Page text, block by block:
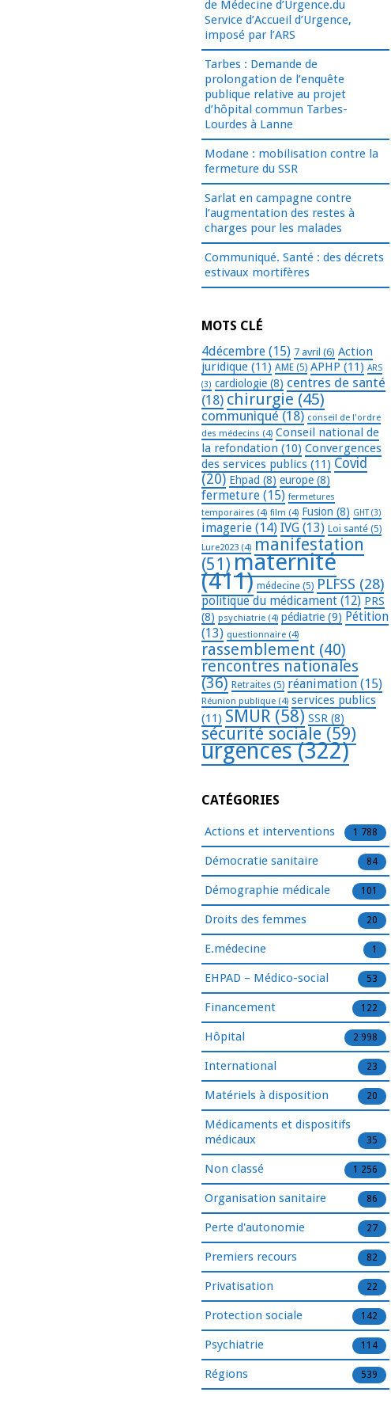
de Médecine d’Urgence.du
Service d’Accueil d’Urgence,
imposé par l’ARS
Tarbes : Demande de
prolongation de l’enquête
publique relative au projet
d’hôpital commun Tarbes-
Lourdes à Lanne
Modane : mobilisation contre la
fermeture du SSR
Sarlat en campagne contre
l’augmentation des restes à
charges pour les malades
Communiqué. Santé : des décrets
estivaux mortifères
MOTS CLÉ
4décembre (15) 7 avril (6) Action
juridique (11) AME (5) APHP (11) ARS
(3) cardiologie (8) centres de santé
(18) chirurgie (45)
communiqué (18) conseil de l'ordre
des médecins (4) Conseil national de
la refondation (10) Convergences
des services publics (11) Covid
(20) Ehpad (8) europe (8)
fermeture (15) fermetures
temporaires (4) film (4) Fusion (8) GHT(3)
imagerie (14) IVG (13) Loi santé (5)
Lure2023 (4) manifestation
(51) maternité
(411) médecine (5) PLFSS (28)
politique du médicament (12) PRS
(8) psychiatrie (4) pédiatrie (9) Pétition
(13) questionnaire (4)
rassemblement (40)
rencontres nationales
(36) Retraites (5) réanimation (15)
Réunion publique (4) services publics
(11) SMUR (58) SSR (8)
sécurité sociale (59)
urgences(322)
CATÉGORIES
Actions et interventions 1 788
Démocratie sanitaire 84
Démographie médicale 101
Droits des femmes 20
E.médecine 1
EHPAD – Médico-social 53
Financement 122
Hôpital 2 998
International 23
Matériels à disposition 20
Médicaments et dispositifs
médicaux
35
Non classé 1 256
Organisation sanitaire 86
Perte d'autonomie 27
Premiers recours 82
Privatisation 22
Protection sociale 142
Psychiatrie 114
Régions 539